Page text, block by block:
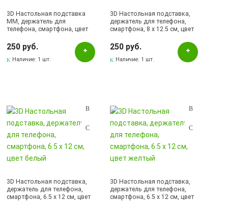
Сереберистый
Серебристый
Серый
BOROFONE
Earldom
HOCO
JCY
KAKUSIGA
3D Настольная подставка
ММ, держатель для
телефона, смартфона, цвет
250 руб.
Наличие: 1 шт.
3D Настольная подставка,
держатель для телефона,
смартфона, 8 x 12.5 см, цвет
250 руб.
Наличие: 1 шт.
3D Настольная подставка,
держатель для телефона,
смартфона, 6.5 x 12 см, цвет
3D Настольная подставка,
держатель для телефона,
смартфона, 6.5 x 12 см, цвет